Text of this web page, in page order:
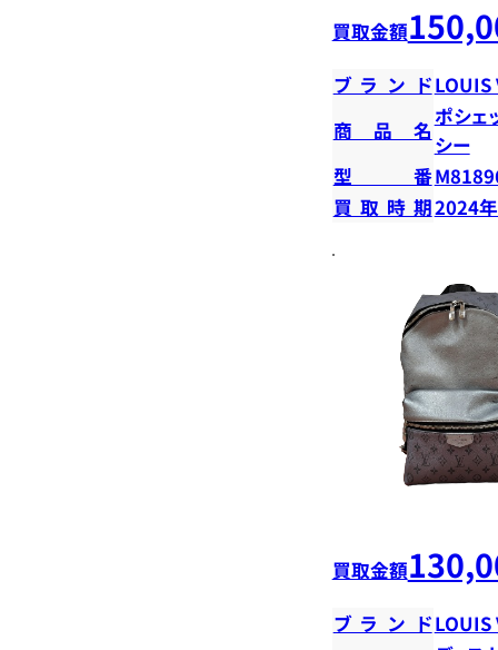
買取金額
ブランドLOUIS
商品名
ポシェ
シー
型番
買取時期2024
買取金額
ブランドLOUIS